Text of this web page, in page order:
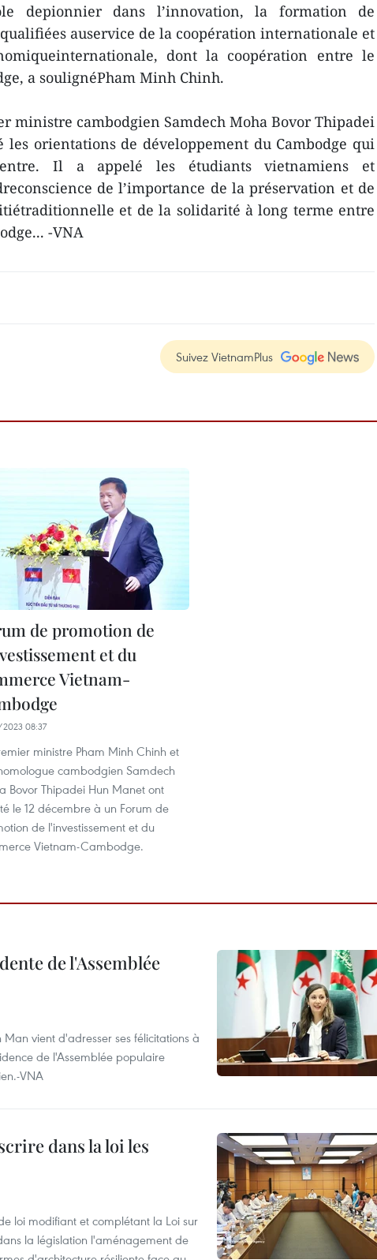
depionnier dans l’innovation, la formation de
auservice de la coopération internationale et
dont la coopération entre le
a soulignéPham Minh Chinh.
ministre cambodgien Samdech Moha Bovor Thipadei
les orientations de développement du Cambodge qui
Il a appelé les étudiants vietnamiens et
de l’importance de la préservation et de
et de la solidarité à long terme entre
-VNA
Suivez VietnamPlus
de promotion de
et du
Vietnam-
08:37
ministre Pham Minh Chinh et
cambodgien Samdech
Bovor Thipadei Hun Manet ont
le 12 décembre à un Forum de
de l'investissement et du
Vietnam-Cambodge.
de l'Assemblée
vient d'adresser ses félicitations à
de l'Assemblée populaire
VNA
dans la loi les
loi modifiant et complétant la Loi sur
la législation l'aménagement de